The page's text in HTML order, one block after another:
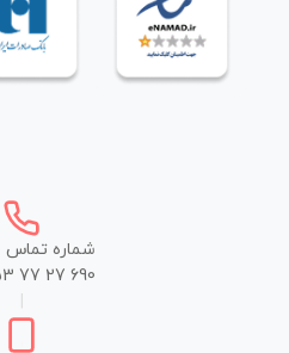
شماره تماس
77 27 690